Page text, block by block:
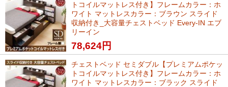
トコイルマットレス付き】フレームカラー：ホ
ワイト マットレスカラー：ブラウン スライド
収納付き_大容量チェストベッド Every-IN エブ
リーイン
78,624円
チェストベッド セミダブル【プレミアムポケッ
トコイルマットレス付き】フレームカラー：ホ
ワイト マットレスカラー：ブラック スライド